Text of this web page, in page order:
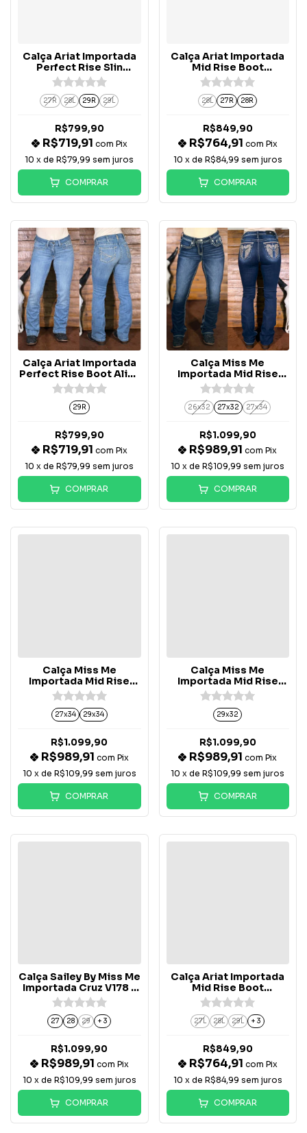
Calça Ariat Importada
Perfect Rise Slin
Trouser Leslie -
10065882
27R 28L 29R 29L
R$799,90
R$719,91 com Pix
10 x deR$79,99 sem juros
COMPRAR
Calça Ariat Importada
Mid Rise Boot
Christine - 10063127
28L 27R 28R
R$849,90
R$764,91 com Pix
10 x de R$84,99 sem juros
COMPRAR
Calça Ariat Importada
Perfect Rise Boot Alina
- 10073205
29R
R$799,90
R$719,91 com Pix
10 x deR$79,99 sem juros
COMPRAR
Calça Miss Me
Importada Mid Rise
Boot Bolso Botão -
M5082B226V
26x32 27x32 27x34
R$1.099,90
R$989,91com Pix
10 x deR$109,99 sem juros
COMPRAR
Calça Miss Me
Importada Mid Rise
Boot Bolso Botão -
M3080B89L
27x34 29x34
R$1.099,90
R$989,91 com Pix
10 x de R$109,99 sem juros
COMPRAR
Calça Miss Me
Importada Mid Rise
Boot Cruz - M9534BV
29x32
R$1.099,90
R$989,91com Pix
10 x deR$109,99 sem juros
COMPRAR
Calça Sailey By Miss Me
Importada Cruz V178 -
SM2023BS
27 28 29 + 3
R$1.099,90
R$989,91 com Pix
10 x de R$109,99 sem juros
COMPRAR
Calça Ariat Importada
Mid Rise Boot
Whipstitch - 10014022
27L 28L 29L + 3
R$849,90
R$764,91 com Pix
10 x de R$84,99 sem juros
COMPRAR